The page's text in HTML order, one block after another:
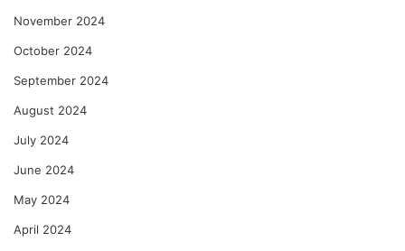
November 2024
October 2024
September 2024
August 2024
July 2024
June 2024
May 2024
April 2024